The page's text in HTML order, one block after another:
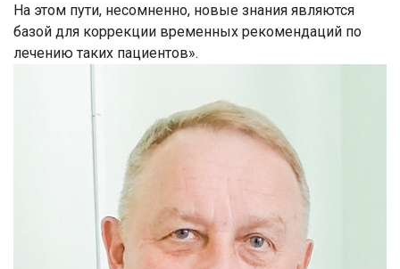
На этом пути, несомненно, новые знания являются
базой для коррекции временных рекомендаций по
лечению таких пациентов».